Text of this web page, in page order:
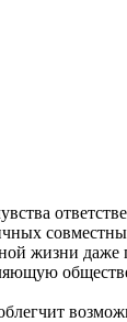
жизни